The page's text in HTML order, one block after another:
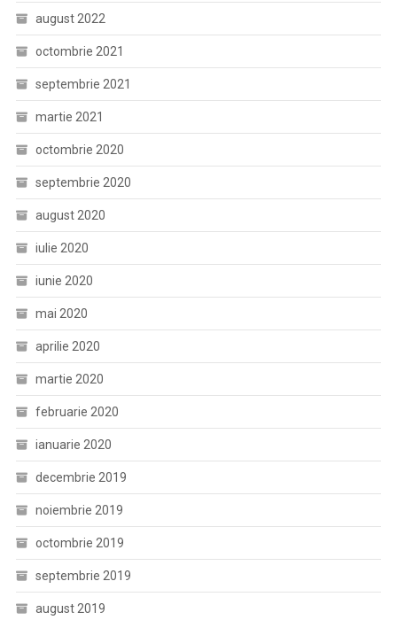
august 2022
octombrie 2021
septembrie 2021
martie 2021
octombrie 2020
septembrie 2020
august 2020
iulie 2020
iunie 2020
mai 2020
aprilie 2020
martie 2020
februarie 2020
ianuarie 2020
decembrie 2019
noiembrie 2019
octombrie 2019
septembrie 2019
august 2019